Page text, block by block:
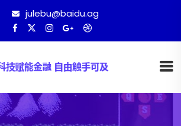
julebu@baidu.ag